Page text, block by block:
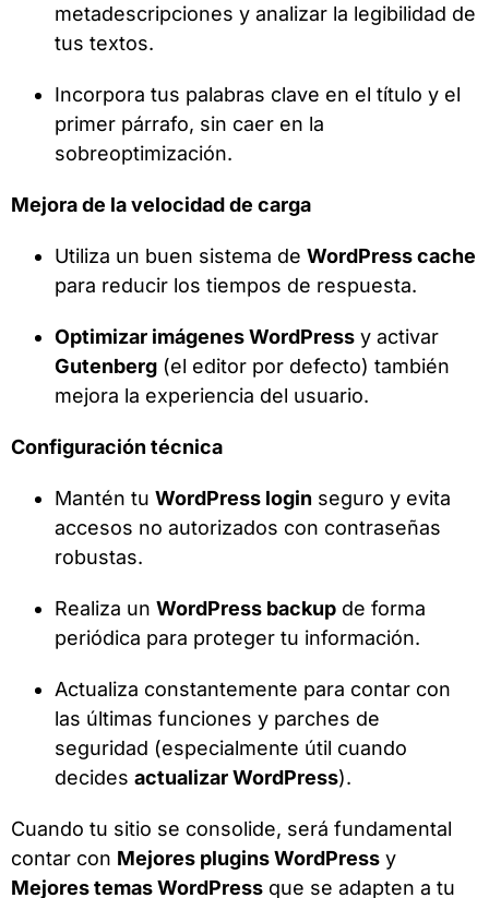
metadescripciones y analizar la legibilidad de
tus textos.
Incorpora tus palabras clave en el título y el
primer párrafo, sin caer en la
sobreoptimización.
Mejora de la velocidad de carga
Utiliza un buen sistema de WordPress cache
para reducir los tiempos de respuesta.
Optimizar imágenes WordPress y activar
Gutenberg (el editor por defecto) también
mejora la experiencia del usuario.
Configuración técnica
Mantén tu WordPress login seguro y evita
accesos no autorizados con contraseñas
robustas.
Realiza un WordPress backup de forma
periódica para proteger tu información.
Actualiza constantemente para contar con
las últimas funciones y parches de
seguridad (especialmente útil cuando
decides actualizar WordPress).
Cuando tu sitio se consolide, será fundamental
contar con Mejores plugins WordPress y
Mejores temas WordPress que se adapten a tu